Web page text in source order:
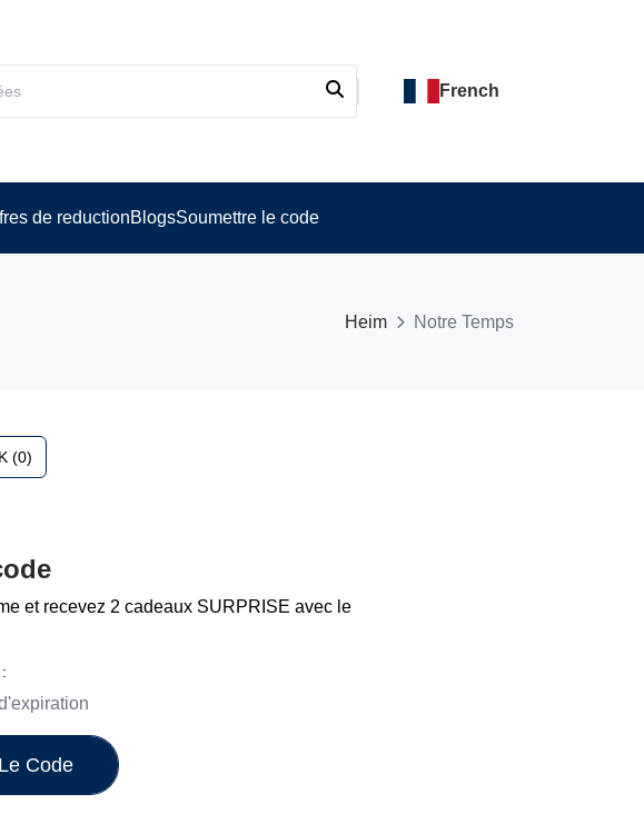
French
de reductionBlogsSoumettre le code
Heim Notre Temps
(0)
et recevez 2 cadeaux SURPRISE avec le
Code